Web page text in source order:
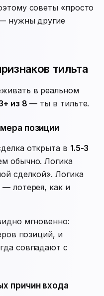
советы «просто
нужны другие
тильта
в реальном
из 8 — ты в тильте.
позиции
открыта в 1.5-3
обычно. Логика
сделкой». Логика
лотерея, как и
мгновенно:
позиций, и
совпадают с
причин входа